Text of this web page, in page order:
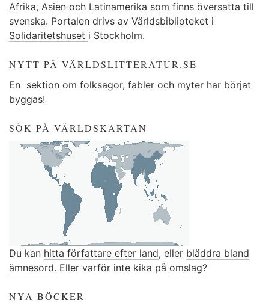
Afrika, Asien och Latinamerika som finns översatta till
svenska. Portalen drivs av Världsbiblioteket i
Solidaritetshuset i Stockholm.
NYTT PÅ VÄRLDSLITTERATUR.SE
En sektion om folksagor, fabler och myter har börjat
byggas!
SÖK PÅ VÄRLDSKARTAN
Du kan hitta författare efter land, eller bläddra bland
ämnesord. Eller varför inte kika på omslag?
NYA BÖCKER